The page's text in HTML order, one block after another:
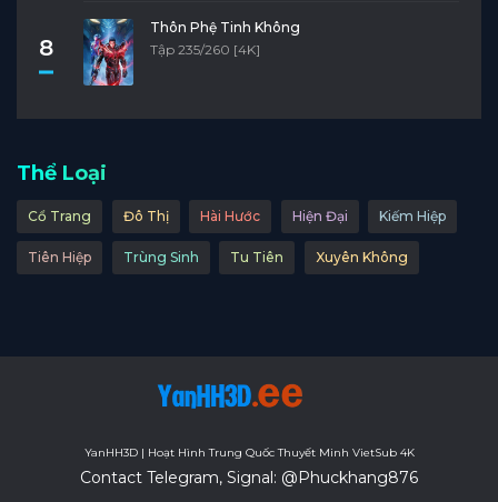
8
Thôn Phệ Tinh Không
Tập 235/260 [4K]
Thể Loại
Cổ Trang Đô Thị Hài Hước Hiện Đại Kiếm Hiệp
Tiên Hiệp Trùng Sinh Tu Tiên Xuyên Không
YanHH3D | Hoạt Hình Trung Quốc Thuyết Minh VietSub 4K
Contact Telegram, Signal: @Phuckhang876